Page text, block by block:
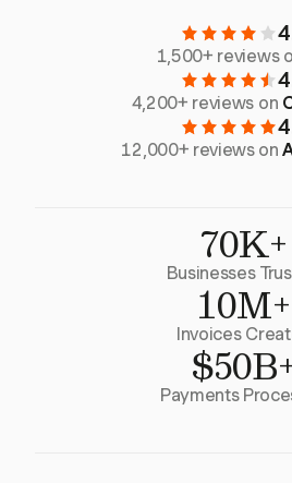
1,500+ reviews
4,200+ reviews on
12,000+ reviews on
70K+
Businesses
10M+
Invoices
Payments